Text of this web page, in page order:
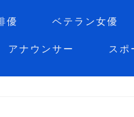
優 ベテラン女優
アナウンサー スポ